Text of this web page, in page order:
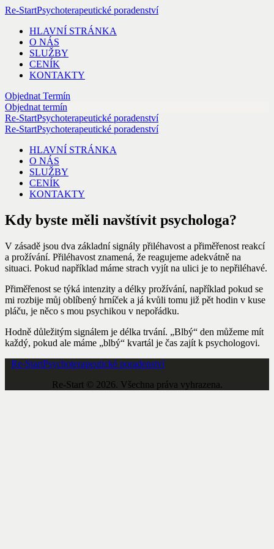
Re-StartPsychoterapeutické poradenství
HLAVNÍ STRÁNKA
O NÁS
SLUŽBY
CENÍK
KONTAKTY
Objednat Termín
Objednat termín
Re-StartPsychoterapeutické poradenství
Re-StartPsychoterapeutické poradenství
HLAVNÍ STRÁNKA
O NÁS
SLUŽBY
CENÍK
KONTAKTY
Kdy byste měli navštívit psychologa?
V zásadě jsou dva základní signály přiléhavost a přiměřenost reakcí
a prožívání. Přiléhavost znamená, že reagujeme adekvátně na
situaci. Pokud například máme strach vyjít na ulici je to nepřiléhavé.
Přiměřenost se týká intenzity a délky prožívání, například pokud se
mi rozbije můj oblíbený hrníček a já kvůli tomu již pět hodin v kuse
pláču, je něco s mou psychikou v nepořádku.
Hodně důležitým signálem je délka trvání. „Blbý“ den můžeme mít
každý, pokud ale máme „blbý“ kvartál je čas zajít k psychologovi.
Re-StartPsychoterapeutické poradenství
Re-Start © 2026. Všechna práva vyhrazena.